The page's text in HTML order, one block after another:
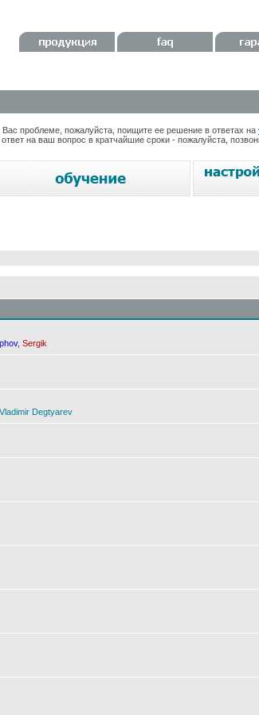
проблеме, пожалуйста, поищите ее решение в ответах на
на ваш вопрос в кратчайшие сроки - пожалуйста,
, Sergik
Vladimir Degtyarev